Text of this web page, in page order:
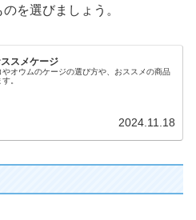
を選びましょう。
スメケージ
やオウムのケージの選び方や、おススメの商品
。
2024.11.18